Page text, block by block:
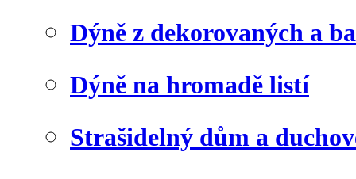
Dýně z dekorovaných a
Dýně na hromadě listí
Strašidelný dům a